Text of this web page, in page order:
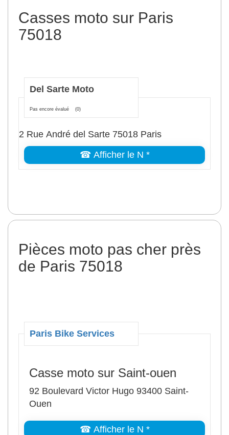
Casses moto sur Paris
75018
Del Sarte Moto
Pas encore évalué (0)
2 Rue André del Sarte 75018 Paris
☎ Afficher le N *
Pièces moto pas cher près
de Paris 75018
Paris Bike Services
Casse moto sur Saint-ouen
92 Boulevard Victor Hugo 93400 Saint-
Ouen
☎ Afficher le N *